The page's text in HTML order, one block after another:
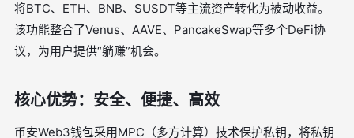
将BTC、ETH、BNB、SUSDT等主流资产转化为被动收益。
该功能整合了Venus、AAVE、PancakeSwap等多个DeFi协
议，为用户提供“躺赚”机会。
核心优势：安全、便捷、高效
币安Web3钱包采用MPC（多方计算）技术保护私钥，将私钥